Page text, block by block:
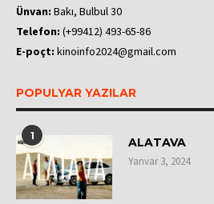
Ünvan: Bakı, Bulbul 30
Telefon: (+99412) 493-65-86
E-poçt: kinoinfo2024@gmail.com
POPULYAR YAZILAR
1 ALATAVA
Yanvar 3, 2024